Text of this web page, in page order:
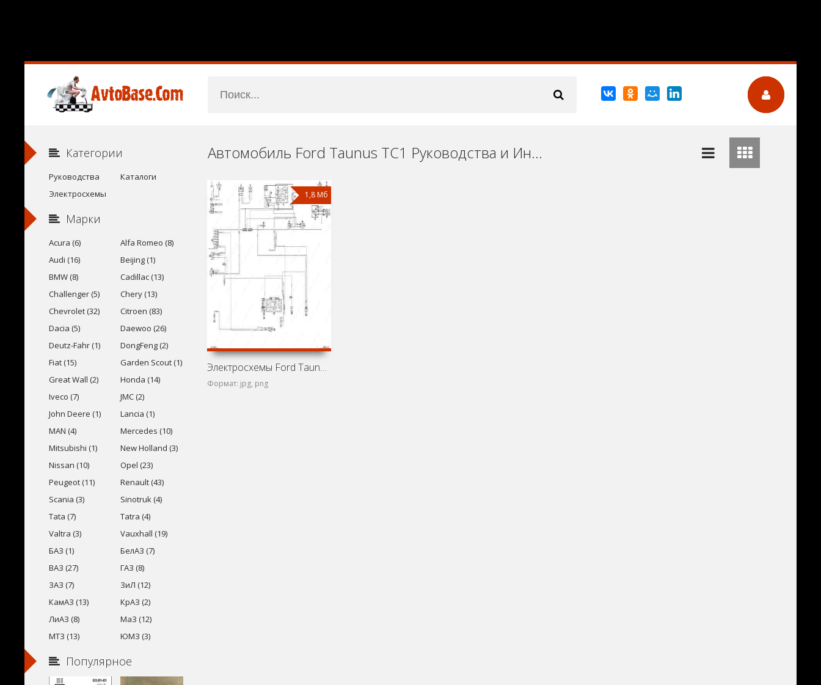
Автомобиль Ford Taunus TC1 Руководства и Инструкции по Ремонту и Эксплуатации Скачать Бесплатно
1,8 Мб
Электросхемы Ford Taunus TC1 (Ford Cortina MK3)
Формат: jpg, png
Категории
Руководства
Каталоги
Электросхемы
Марки
Acura (6)
Alfa Romeo (8)
Audi (16)
Beijing (1)
BMW (8)
Cadillac (13)
Challenger (5)
Chery (13)
Chevrolet (32)
Citroen (83)
Dacia (5)
Daewoo (26)
Deutz-Fahr (1)
DongFeng (2)
Fiat (15)
Garden Scout (1)
Great Wall (2)
Honda (14)
Iveco (7)
JMC (2)
John Deere (1)
Lancia (1)
MAN (4)
Mercedes (10)
Mitsubishi (1)
New Holland (3)
Nissan (10)
Opel (23)
Peugeot (11)
Renault (43)
Scania (3)
Sinotruk (4)
Tata (7)
Tatra (4)
Valtra (3)
Vauxhall (19)
БАЗ (1)
БелАЗ (7)
ВАЗ (27)
ГАЗ (8)
ЗАЗ (7)
ЗиЛ (12)
КамАЗ (13)
КрАЗ (2)
ЛиАЗ (8)
МаЗ (12)
МТЗ (13)
ЮМЗ (3)
Популярное